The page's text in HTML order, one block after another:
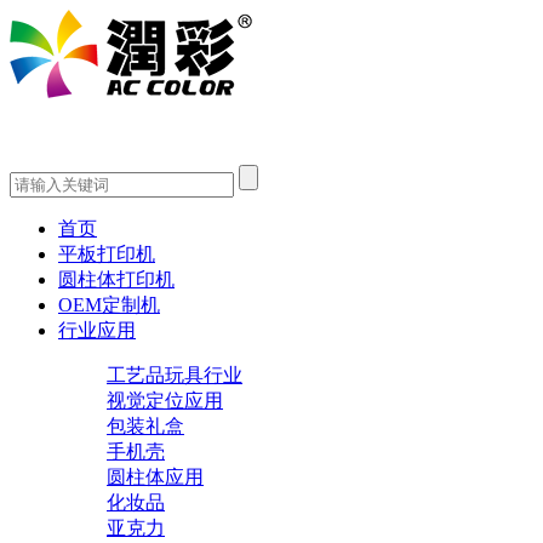
首页
平板打印机
圆柱体打印机
OEM定制机
行业应用
工艺品玩具行业
视觉定位应用
包装礼盒
手机壳
圆柱体应用
化妆品
亚克力